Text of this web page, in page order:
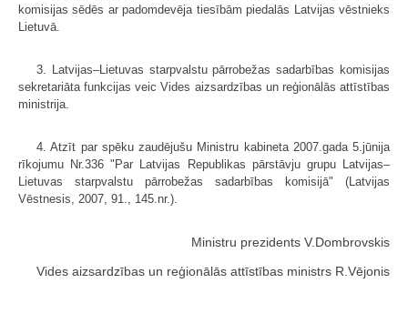
komisijas sēdēs ar padomdevēja tiesībām piedalās Latvijas vēstnieks
Lietuvā.
3. Latvijas–Lietuvas starpvalstu pārrobežas sadarbības komisijas
sekretariāta funkcijas veic Vides aizsardzības un reģionālās attīstības
ministrija.
4. Atzīt par spēku zaudējušu Ministru kabineta 2007.gada 5.jūnija
rīkojumu Nr.336 "Par Latvijas Republikas pārstāvju grupu Latvijas–
Lietuvas starpvalstu pārrobežas sadarbības komisijā" (Latvijas
Vēstnesis, 2007, 91., 145.nr.).
Ministru prezidents V.Dombrovskis
Vides aizsardzības un reģionālās attīstības ministrs R.Vējonis